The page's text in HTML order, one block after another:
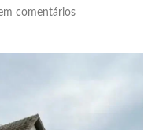
comentários